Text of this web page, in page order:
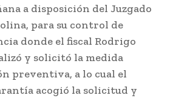
a disposición del Juzgado
para su control de
donde el fiscal Rodrigo
y solicitó la medida
preventiva, a lo cual el
acogió la solicitud y